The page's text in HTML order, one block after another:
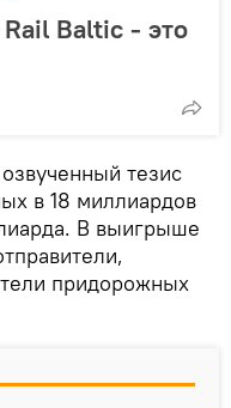
Baltic - это
тезис
в 18 миллиардов
В выигрыше
придорожных